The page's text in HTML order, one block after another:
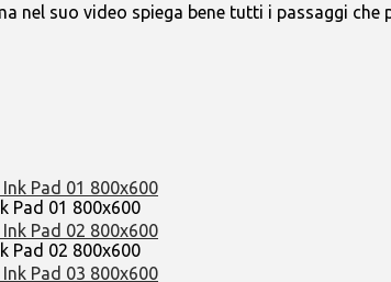
nel suo video spiega bene tutti i passaggi che
Pad 01 800x600
Pad 02 800x600